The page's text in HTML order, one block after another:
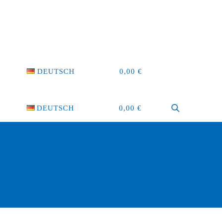
DEUTSCH 0,00 €
DEUTSCH 0,00€